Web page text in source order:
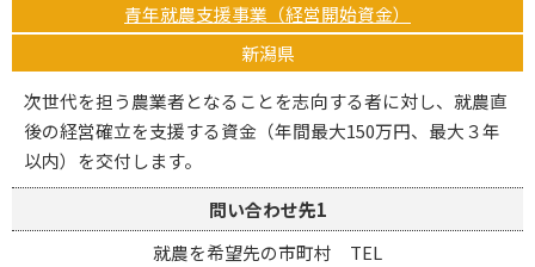
青年就農支援事業（経営開始資金）
新潟県
次世代を担う農業者となることを志向する者に対し、就農直
後の経営確立を支援する資金（年間最大150万円、最大３年
以内）を交付します。
問い合わせ先1
就農を希望先の市町村 TEL